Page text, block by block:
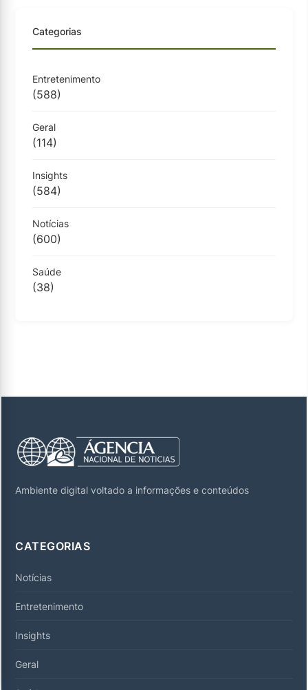
Categorias
Entretenimento
(588)
Geral
(114)
Insights
(584)
Notícias
(600)
Saúde
(38)
Ambiente digital voltado a informações e conteúdos
CATEGORIAS
Notícias
Entretenimento
Insights
Geral